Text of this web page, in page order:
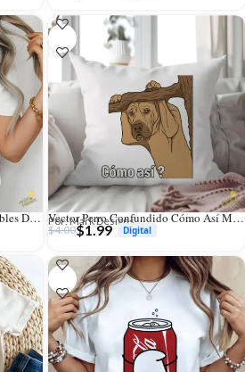
Vector Meme Chino Somos Telibles Diseño para Sublimación Humor Vector Perro Confundido Cómo Así Meme Diseño para Sublimación
Por: Mark Designs
$4.00$1.99